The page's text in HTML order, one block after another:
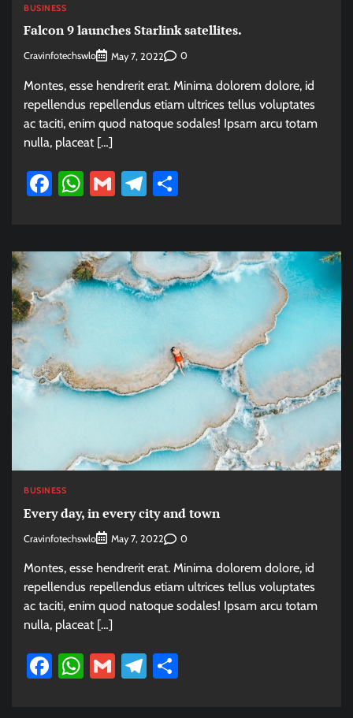
BUSINESS
Falcon 9 launches Starlink satellites.
Cravinfotechswlo May 7, 2022 0
Montes, esse hendrerit erat. Minima dolorem dolore, id
repellendus repellendus etiam ultrices tellus voluptates
ac taciti, enim quod natoque sodales! Ipsam arcu totam
nulla, placeat […]
Facebook
WhatsApp
GmailTelegram
BUSINESS
Every day, in every city and town
Cravinfotechswlo May 7, 2022 0
Montes, esse hendrerit erat. Minima dolorem dolore, id
repellendus repellendus etiam ultrices tellus voluptates
ac taciti, enim quod natoque sodales! Ipsam arcu totam
nulla, placeat […]
Facebook
WhatsApp
GmailTelegram